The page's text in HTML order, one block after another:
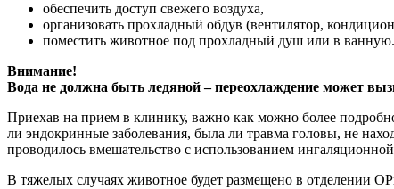
обеспечить доступ свежего воздуха,
организовать прохладный обдув (вентилятор,
поместить животное под прохладный душ или в ванную.
Внимание!
Вода не должна быть ледяной – переохлаждение может
Приехав на прием в клинику, важно как можно более
ли эндокринные заболевания, была ли травма головы, не
проводилось вмешательство с использованием ингаляционной
В тяжелых случаях животное будет размещено в отделении